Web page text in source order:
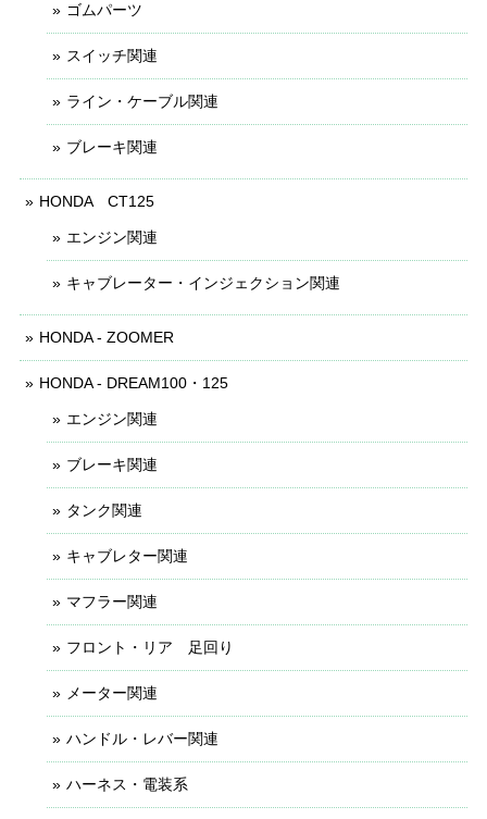
ゴムパーツ
スイッチ関連
ライン・ケーブル関連
ブレーキ関連
HONDA CT125
エンジン関連
キャブレーター・インジェクション関連
HONDA - ZOOMER
HONDA - DREAM100・125
エンジン関連
ブレーキ関連
タンク関連
キャブレター関連
マフラー関連
フロント・リア 足回り
メーター関連
ハンドル・レバー関連
ハーネス・電装系